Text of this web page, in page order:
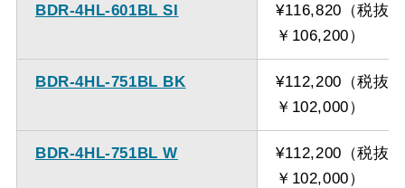
BDR-4HL-601BL SI
¥116,820（税抜
￥106,200）
BDR-4HL-751BL BK
¥112,200（税抜
￥102,000）
BDR-4HL-751BL W
¥112,200（税抜
￥102,000）